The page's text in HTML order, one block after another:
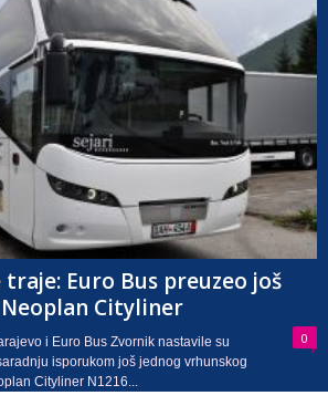
Euro Bus preuzeo još
Cityliner
0
i Euro Bus Zvornik nastavile su
isporukom još jednog vrhunskog
Cityliner N1216...